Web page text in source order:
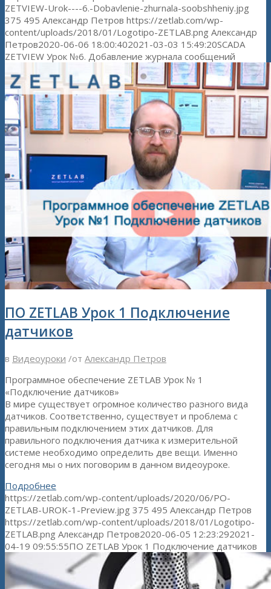
ZETVIEW-Urok----6.-Dobavlenie-zhurnala-soobshheniy.jpg
375 495 Александр Петров https://zetlab.com/wp-
content/uploads/2018/01/Logotipo-ZETLAB.png Александр
Петров2020-06-06 18:00:402021-03-03 15:49:20SCADA
ZETVIEW Урок №6. Добавление журнала сообщений
ПО ZETLAB Урок 1 Подключение
датчиков
в Видеоуроки /от Александр Петров
Программное обеспечение ZETLAB Урок № 1
«Подключение датчиков»
В мире существует огромное количество разного вида
датчиков. Соответственно, существует и проблема с
правильным подключением этих датчиков. Для
правильного подключения датчика к измерительной
системе необходимо определить две вещи. Именно
сегодня мы о них поговорим в данном видеоуроке.
Подробнее
https://zetlab.com/wp-content/uploads/2020/06/PO-
ZETLAB-UROK-1-Preview.jpg 375 495 Александр Петров
https://zetlab.com/wp-content/uploads/2018/01/Logotipo-
ZETLAB.png Александр Петров2020-06-05 12:23:292021-
04-19 09:55:55ПО ZETLAB Урок 1 Подключение датчиков